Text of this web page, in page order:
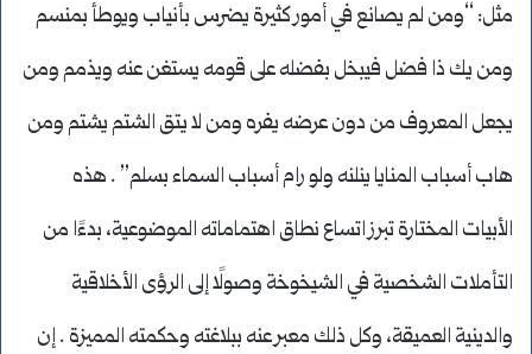
مثل: “ومن لم يصانع في أمور كثيرة يضرس بأنياب ويوطأ بمنسم
ومن يك ذا فضل فيبخل بفضله على قومه يستغن عنه ويذمم ومن
يجعل المعروف من دون عرضه يفره ومن لا يتق الشتم يشتم ومن
هاب أسباب المنايا ينلنه ولو رام أسباب السماء بسلم” . هذه
الأبيات المختارة تبرز اتساع نطاق اهتماماته الموضوعية، بدءًا من
التأملات الشخصية في الشيخوخة وصولًا إلى الرؤى الأخلاقية
والدينية العميقة، وكل ذلك معبر عنه ببلاغته وحكمته المميزة . إن